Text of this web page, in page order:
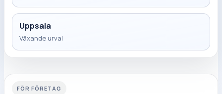
Uppsala
Växande urval
FÖR FÖRETAG